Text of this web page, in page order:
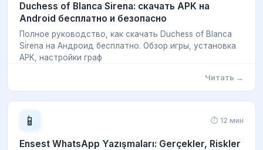
Duchess of Blanca Sirena: скачать APK на
Android бесплатно и безопасно
Полное руководство, как скачать Duchess of Blanca
Sirena на Андроид бесплатно. Обзор игры, установка
APK, настройки граф
Читать →
📱 ⏱ 12 мин
Ensest WhatsApp Yazışmaları: Gerçekler, Riskler